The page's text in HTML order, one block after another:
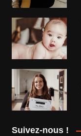
Suivez-nous !